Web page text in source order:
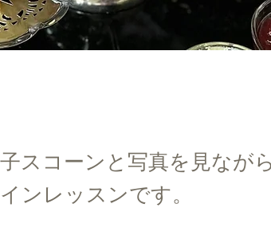
スコーンと写真を見なが
ンレッスンです。